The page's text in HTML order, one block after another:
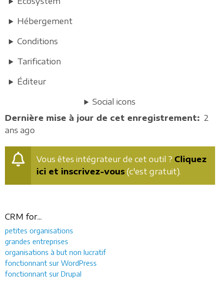
Hébergement
Conditions
Tarification
Éditeur
Social icons
Dernière mise à jour de cet enregistrement
2
ans ago
Vous êtes intégrateur de cet outil ? Cliquez
ici et inscrivez-vous (c'est gratuit).
CRM for...
petites organisations
grandes entreprises
organisations à but non lucratif
fonctionnant sur WordPress
fonctionnant sur Drupal